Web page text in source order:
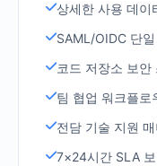
상세한 사용 데이
SAML/OIDC 단일
코드 저장소 보안
팀 협업 워크플로
전담 기술 지원 매
7×24시간 SLA